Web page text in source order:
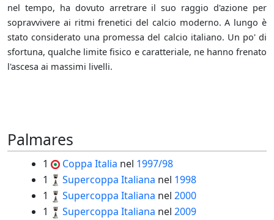
nel tempo, ha dovuto arretrare il suo raggio d'azione per
sopravvivere ai ritmi frenetici del calcio moderno. A lungo è
stato considerato una promessa del calcio italiano. Un po' di
sfortuna, qualche limite fisico e caratteriale, ne hanno frenato
l'ascesa ai massimi livelli.
Palmares
1 Coppa Italia nel 1997/98
1
Supercoppa Italiana nel 1998
1
Supercoppa Italiana nel 2000
1
Supercoppa Italiana nel 2009